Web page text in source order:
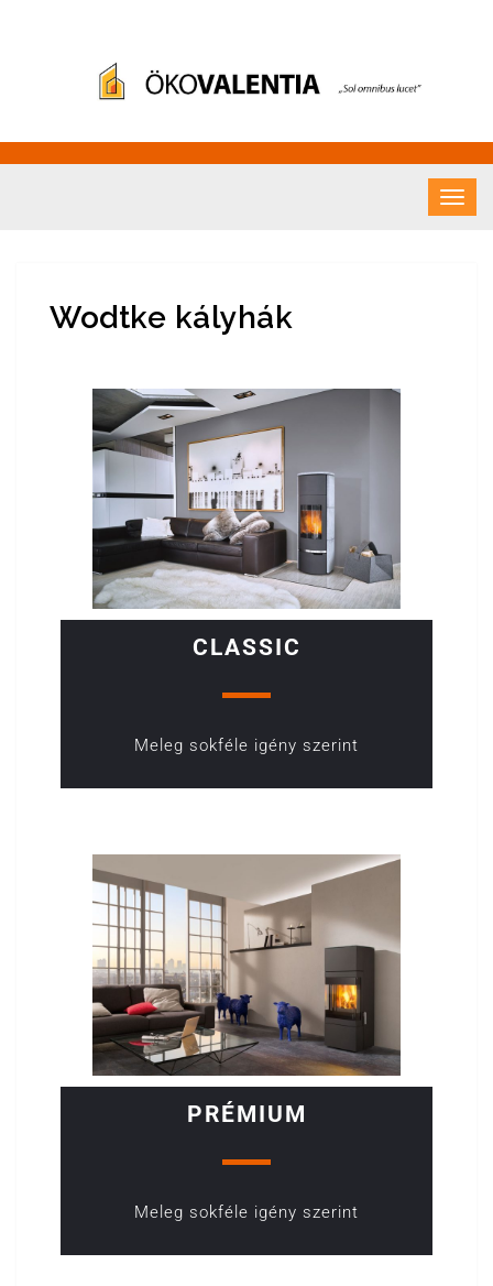
Fatüzelés – Ökovalentia
"Sol omnibus licet"
Wodtke kályhák
CLASSIC
Meleg sokféle igény szerint
PRÉMIUM
Meleg sokféle igény szerint